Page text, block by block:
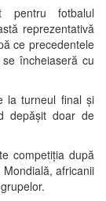
pentru fotbalul
reprezentativă
ce precedentele
încheiaseră cu
la turneul final și
depășit doar de
competiția după
africanii